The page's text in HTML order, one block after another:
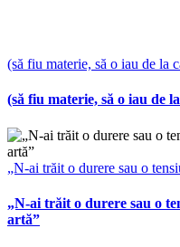
(să fiu materie, să o iau de la
(să fiu materie, să o iau de
„N-ai trăit o durere sau o
„N-ai trăit o durere sau o
artă”